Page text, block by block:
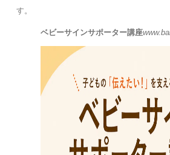
す。
ベビーサインサポーター講座